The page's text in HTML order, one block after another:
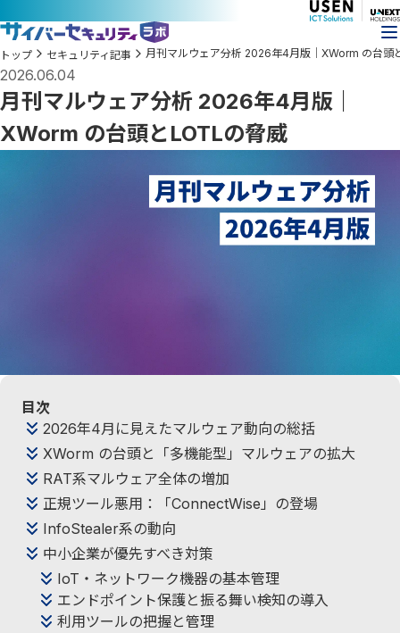
トップ セキュリティ記事 月刊マルウェア分析 2026年4月版｜XWorm の台頭
2026.06.04
月刊マルウェア分析 2026年4月版｜
XWorm の台頭とLOTLの脅威
目次
2026年4月に見えたマルウェア動向の総括
XWorm の台頭と「多機能型」マルウェアの拡大
RAT系マルウェア全体の増加
正規ツール悪用：「ConnectWise」の登場
InfoStealer系の動向
中小企業が優先すべき対策
IoT・ネットワーク機器の基本管理
エンドポイント保護と振る舞い検知の導入
利用ツールの把握と管理